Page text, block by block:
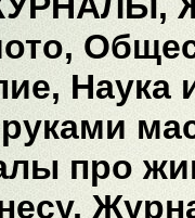
Наука
про